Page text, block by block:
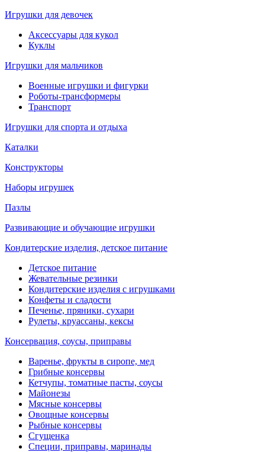
Игрушки для девочек
Аксессуары для кукол
Куклы
Игрушки для мальчиков
Военные игрушки и фигурки
Роботы-трансформеры
Транспорт
Игрушки для спорта и отдыха
Каталки
Конструкторы
Наборы игрушек
Пазлы
Развивающие и обучающие игрушки
Кондитерские изделия, детское питание
Детское питание
Жевательные резинки
Кондитерские изделия с игрушками
Конфеты и сладости
Печенье, пряники, сухари
Рулеты, круассаны, кексы
Консервация, соусы, приправы
Варенье, фрукты в сиропе, мед
Грибные консервы
Кетчупы, томатные пасты, соусы
Майонезы
Мясные консервы
Овощные консервы
Рыбные консервы
Сгущенка
Специи, приправы, маринады